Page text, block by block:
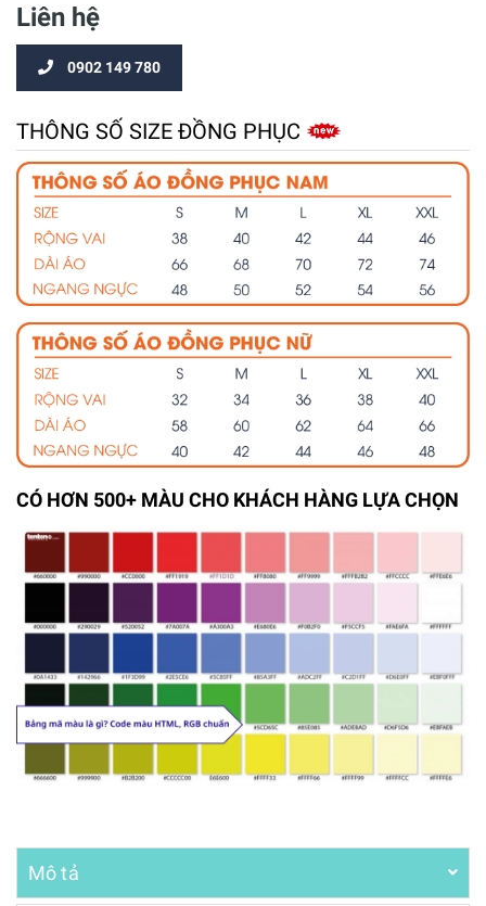
Liên hệ
0902 149 780
THÔNG SỐ SIZE ĐỒNG PHỤC
CÓ HƠN 500+ MÀU CHO KHÁCH HÀNG LỰA CHỌN
Mô tả